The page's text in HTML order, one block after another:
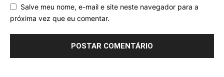
Salve meu nome, e-mail e site neste navegador para a
próxima vez que eu comentar.